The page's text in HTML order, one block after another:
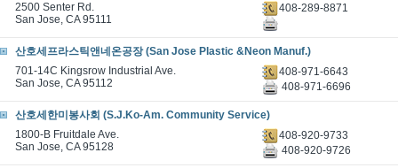
2500 Senter Rd.
San Jose, CA 95111
408-289-8871
산호세프라스틱앤네온공장 (San Jose Plastic &Neon Manuf.)
701-14C Kingsrow Industrial Ave.
San Jose, CA 95112
408-971-6643
408-971-6696
산호세한미봉사회 (S.J.Ko-Am. Community Service)
1800-B Fruitdale Ave.
San Jose, CA 95128
408-920-9733
408-920-9726